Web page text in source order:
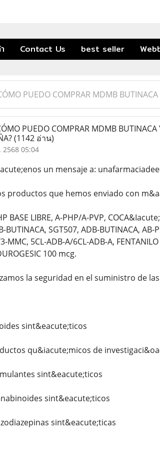
Contact Us best seller
PUEDO COMPRAR MDMB
PUEDO COMPRAR MDMB
(1142 อ่าน)
2568 05:04
un mensaje a:
productos que hemos enviado con
BASE LIBRE, A-PHP/A-PVP,
BUTINACA, SGT507, ADB-BUTINACA, AB-
MMC, 5CL-ADB-A/6CL-ADB-A,
100 mcg.
la seguridad en el suministro de
sint&eacute;ticos
qu&iacute;micos de
sint&eacute;ticos
sint&eacute;ticos
sint&eacute;ticas